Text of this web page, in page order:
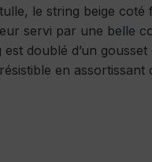
le string beige
servi par une belle
doublé d’un gousset
en